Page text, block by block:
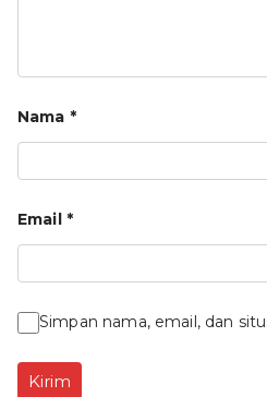
Nama *
Email *
Simpan nama, email, dan